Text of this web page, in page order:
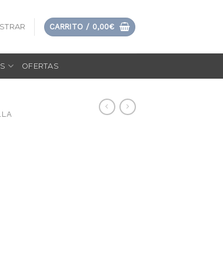
CARRITO / 0,00€
OFERTAS